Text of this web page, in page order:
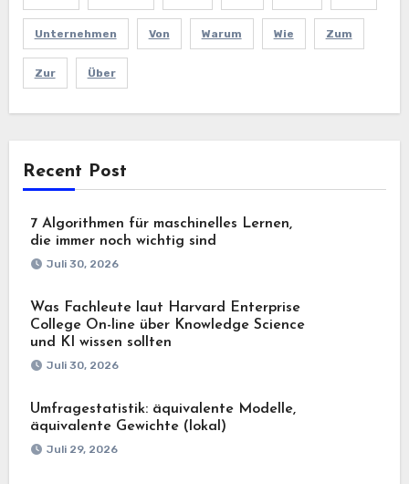
Unternehmen Von Warum Wie Zum
Zur Über
Recent Post
7 Algorithmen für maschinelles Lernen,
die immer noch wichtig sind
Juli 30, 2026
Was Fachleute laut Harvard Enterprise
College On-line über Knowledge Science
und KI wissen sollten
Juli 30, 2026
Umfragestatistik: äquivalente Modelle,
äquivalente Gewichte (lokal)
Juli 29, 2026